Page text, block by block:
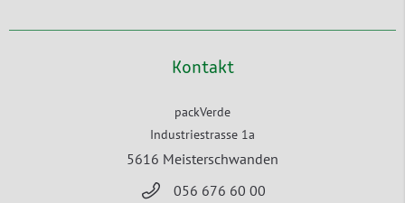
Kontakt
packVerde
Industriestrasse 1a
5616 Meisterschwanden
056 676 60 00